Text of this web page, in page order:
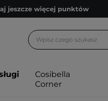
jeszcze więcej punktów
kosmetologiczne
jeszcze więcej punktów
Cosibella
Corner